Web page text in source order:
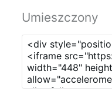
Umieszczony